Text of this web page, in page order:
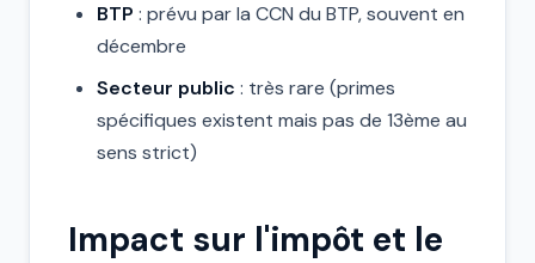
BTP : prévu par la CCN du BTP, souvent en
décembre
Secteur public : très rare (primes
spécifiques existent mais pas de 13ème au
sens strict)
Impact sur l'impôt et le